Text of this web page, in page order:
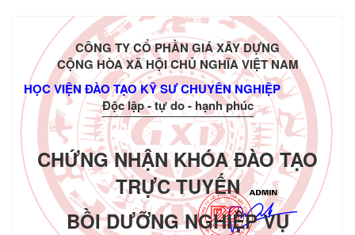
CÔNG TY CỔ PHẦN GIÁ XÂY DỰNG
CỘNG HÒA XÃ HỘI CHỦ NGHĨA VIỆT NAM
HỌC VIỆN ĐÀO TẠO KỸ SƯ CHUYÊN NGHIỆP
Độc lập - tự do - hạnh phúc
CHỨNG NHẬN KHÓA ĐÀO TẠO
TRỰC TUYẾN
BỒI DƯỠNG NGHIỆP VỤ